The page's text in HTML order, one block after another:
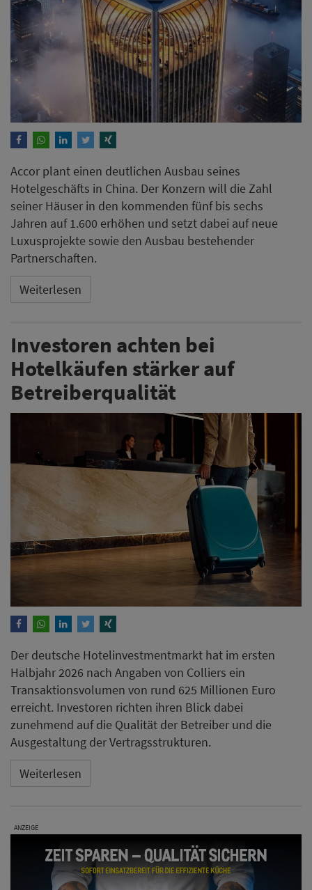
Accor plant einen deutlichen Ausbau seines
Hotelgeschäfts in China. Der Konzern will die Zahl
seiner Häuser in den kommenden fünf bis sechs
Jahren auf 1.600 erhöhen und setzt dabei auf neue
Luxusprojekte sowie den Ausbau bestehender
Partnerschaften.
Weiterlesen
Investoren achten bei
Hotelkäufen stärker auf
Betreiberqualität
Der deutsche Hotelinvestmentmarkt hat im ersten
Halbjahr 2026 nach Angaben von Colliers ein
Transaktionsvolumen von rund 625 Millionen Euro
erreicht. Investoren richten ihren Blick dabei
zunehmend auf die Qualität der Betreiber und die
Ausgestaltung der Vertragsstrukturen.
Weiterlesen
ANZEIGE